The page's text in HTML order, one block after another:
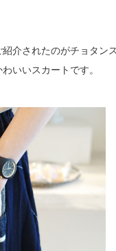
介されたのがチョタンス
いいスカートです。